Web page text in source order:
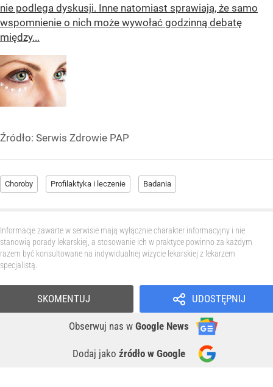
nie podlega dyskusji. Inne natomiast sprawiają, że samo
wspomnienie o nich może wywołać godzinną debatę
między...
Źródło: Serwis Zdrowie PAP
Choroby Profilaktyka i leczenie Badania
Informacje zawarte w serwisie mają wyłącznie charakter informacyjny i nie
stanowią porady lekarskiej, a stosowanie ich w praktyce powinno za każdym
razem być konsultowane na indywidualnej wizycie lekarskiej z lekarzem
specjalistą.
UDOSTĘPNIJ
Obserwuj nas w Google News
Dodaj jako źródło w Google
SKOMENTUJ